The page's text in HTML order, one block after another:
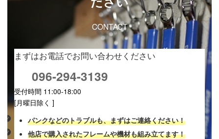
CONTACT
まずはお電話でお問い合わせください
096-294-3139
受付時間 11:00-18:00
[月曜日除く ]
パンクなどのトラブルも、まずはご連絡ください！
他店で購入されたフレームや機材も組み立てます！